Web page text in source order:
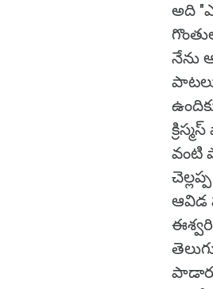
అది
నేను
వంటి
ఆవిడ